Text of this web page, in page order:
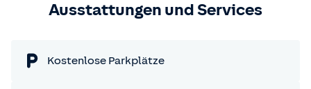
Ausstattungen und Services
Kostenlose Parkplätze